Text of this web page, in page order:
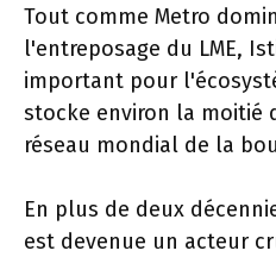
Tout comme Metro
l'entreposage du LME,
important pour
stocke environ la moitié
réseau mondial de la
En plus de deux
est devenue un acteur